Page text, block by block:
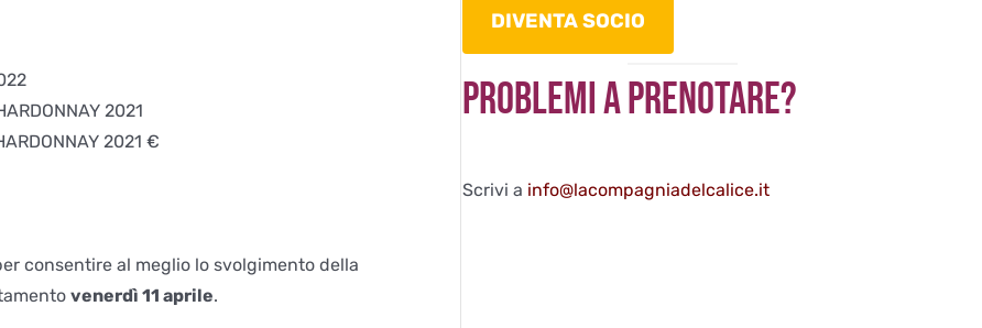
2021
2021 €
consentire al meglio lo svolgimento della
venerdì 11 aprile.
DIVENTA SOCIO
Problemi a Prenotare?
Scrivi a info@lacompagniadelcalice.it